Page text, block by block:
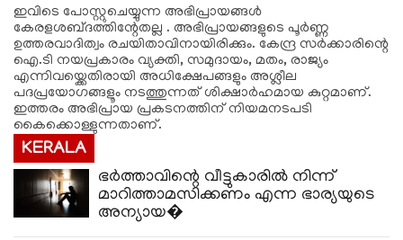
ഇവിടെ പോസ്റ്റുചെയ്യുന്ന അഭിപ്രായങ്ങള്‍
കേരളശബ്‌ദത്തിന്റേതല്ല . അഭിപ്രായങ്ങളുടെ പൂര്‍ണ്ണ
ഉത്തരവാദിത്വം രചയിതാവിനായിരിക്കും. കേന്ദ്ര സർക്കാരിന്റെ
ഐ.ടി നയപ്രകാരം വ്യക്തി, സമുദായം, മതം, രാജ്യം
എന്നിവയ്ക്കെതിരായി അധിക്ഷേപങ്ങളും അശ്ലീല
പദപ്രയോഗങ്ങളൂം നടത്തുന്നത് ശിക്ഷാര്‍ഹമായ കുറ്റമാണ്.
ഇത്തരം അഭിപ്രായ പ്രകടനത്തിന് നിയമനടപടി
കൈക്കൊള്ളുന്നതാണ്.
KERALA
ഭർത്താവിന്റെ വീട്ടുകാരിൽ നിന്ന്
മാറിത്താമസിക്കണം എന്ന ഭാര്യയുടെ
അന്യായ�